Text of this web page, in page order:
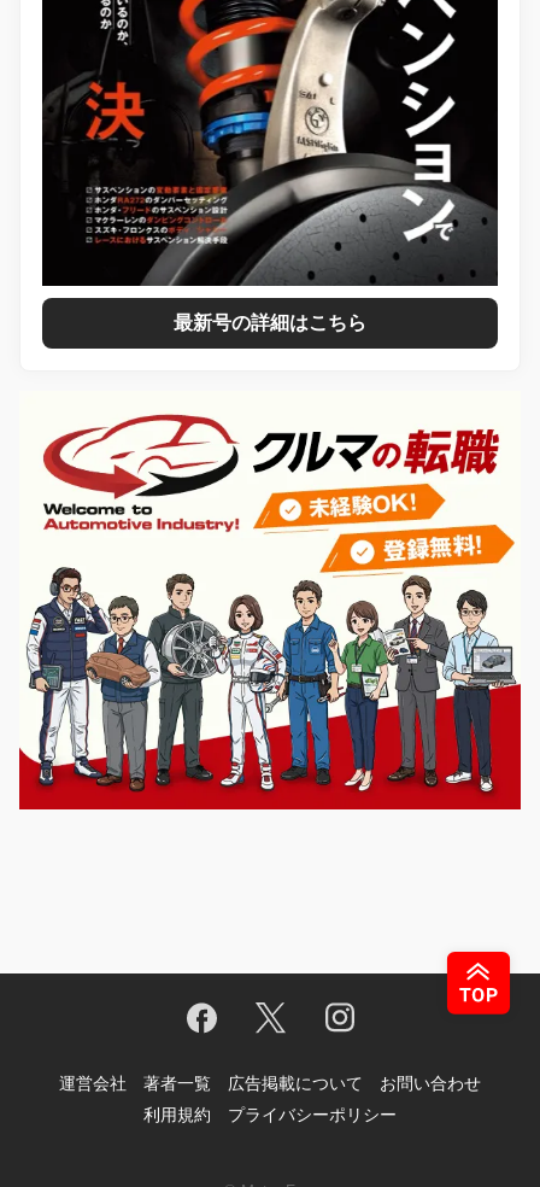
最新号の詳細はこちら
運営会社 著者一覧 広告掲載について
お問い合わせ
利用規約
プライバシーポリシー